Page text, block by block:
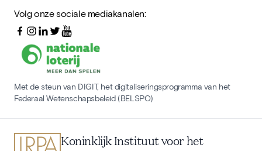
Volg onze sociale mediakanalen:
Met de steun van DIGIT, het digitaliseringsprogramma van het
Federaal Wetenschapsbeleid (BELSPO)
Koninklijk Instituut voor het